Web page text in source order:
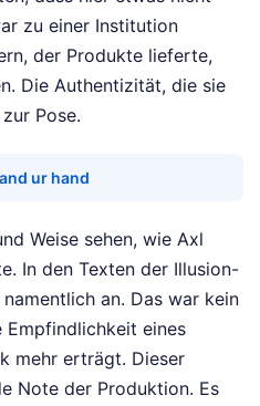
zu einer Institution
der Produkte lieferte,
Die Authentizität, die sie
Pose.
ur hand
Weise sehen, wie Axl
In den Texten der Illusion-
an. Das war kein
Empfindlichkeit eines
mehr erträgt. Dieser
Note der Produktion. Es